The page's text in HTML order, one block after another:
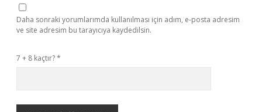
Daha sonraki yorumlarımda kullanılması için adım, e-posta adresim
ve site adresim bu tarayıcıya kaydedilsin.
7 + 8 kaçtır?*